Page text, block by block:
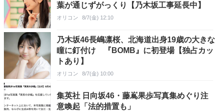
葉が通じずがっくり【乃木坂工事延長中】
オリコン 8/7(金) 12:10
乃木坂46長嶋凛桜、北海道出身19歳の大きな
瞳に釘付け 『BOMB』に初登場【独占カッ
トあり】
オリコン 8/7(金) 10:00
集英社 日向坂46・藤嶌果歩写真集めぐり注
意喚起「法的措置も」